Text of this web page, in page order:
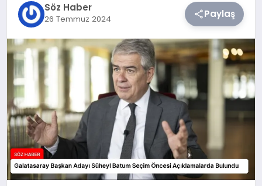
Söz Haber
26 Temmuz 2024 Paylaş